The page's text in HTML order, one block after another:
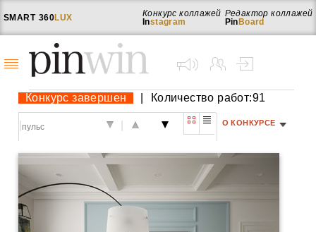
SMART 360LUX
Редактор коллажей
Pin Board
Конкурс коллажей
Instagram
Конкурс завершен Количество работ:91
О КОНКУРСЕ